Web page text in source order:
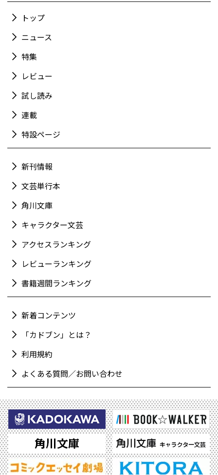
トップ
ニュース
特集
レビュー
試し読み
連載
特設ページ
新刊情報
文芸単行本
角川文庫
キャラクター文芸
アクセスランキング
レビューランキング
書籍週間ランキング
新着コンテンツ
「カドブン」とは？
利用規約
よくある質問／お問い合わせ